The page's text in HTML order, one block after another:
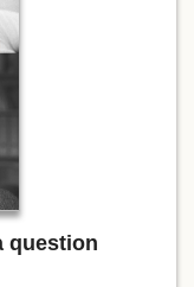
question